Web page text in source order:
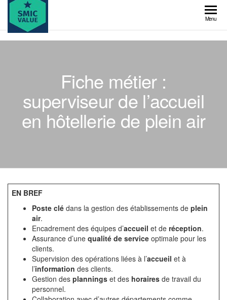
Skip
the
content
value
Menu
Fiche métier :
superviseur de l’accueil
en hôtellerie de plein air
EN BREF
Poste clé dans la gestion des établissements de plein
air.
Encadrement des équipes d’accueil et de réception.
Assurance d’une qualité de service optimale pour les
clients.
Supervision des opérations liées à l’accueil et à
l’information des clients.
Gestion des plannings et des horaires de travail du
personnel.